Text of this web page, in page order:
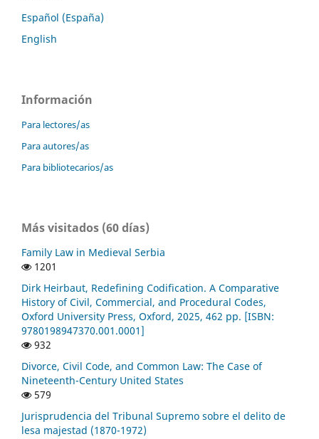
Español (España)
English
Información
Para lectores/as
Para autores/as
Para bibliotecarios/as
Más visitados (60 días)
Family Law in Medieval Serbia
1201
Dirk Heirbaut, Redefining Codification. A Comparative
History of Civil, Commercial, and Procedural Codes,
Oxford University Press, Oxford, 2025, 462 pp. [ISBN:
9780198947370.001.0001]
932
Divorce, Civil Code, and Common Law: The Case of
Nineteenth-Century United States
579
Jurisprudencia del Tribunal Supremo sobre el delito de
lesa majestad (1870-1972)